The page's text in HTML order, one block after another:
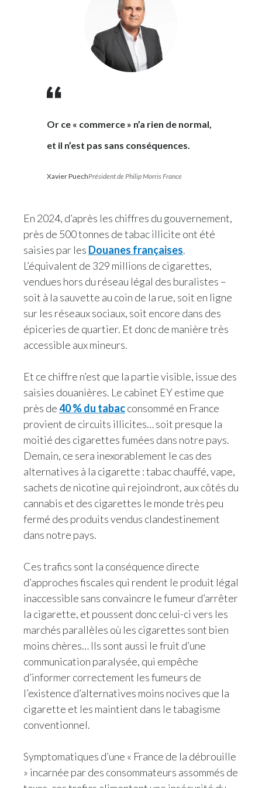
India
Indonesia
Japan
Latvia
Lebanon
Lithuania
Malaysia
Morocco
New Zealand
Norway
Panama
Philippines
Poland
Portugal
Reunion
Romania
Senegal
Singapore
Slovakia
Or ce « commerce » n’a rien de normal,
et il n’est pas sans conséquences.
Xavier PuechPrésident de Philip Morris France
En 2024, d’après les chiffres du gouvernement,
près de 500 tonnes de tabac illicite ont été
saisies par les Douanes françaises.
L’équivalent de 329 millions de cigarettes,
vendues hors du réseau légal des buralistes –
soit à la sauvette au coin de la rue, soit en ligne
sur les réseaux sociaux, soit encore dans des
épiceries de quartier. Et donc de manière très
accessible aux mineurs.
Et ce chiffre n’est que la partie visible, issue des
saisies douanières. Le cabinet EY estime que
près de40 % du tabacconsommé en France
provient de circuits illicites… soit presque la
moitié des cigarettes fumées dans notre pays.
Demain, ce sera inexorablement le cas des
alternatives à la cigarette : tabac chauffé, vape,
sachets de nicotine qui rejoindront, aux côtés du
cannabis et des cigarettes le monde très peu
fermé des produits vendus clandestinement
dans notre pays.
Ces trafics sont la conséquence directe
d’approches fiscales qui rendent le produit légal
inaccessible sans convaincre le fumeur d’arrêter
la cigarette, et poussent donc celui-ci vers les
marchés parallèles où les cigarettes sont bien
moins chères… Ils sont aussi le fruit d’une
communication paralysée, qui empêche
d’informer correctement les fumeurs de
l’existence d’alternatives moins nocives que la
cigarette et les maintient dans le tabagisme
conventionnel.
Symptomatiques d’une « France de la débrouille
» incarnée par des consommateurs assommés de